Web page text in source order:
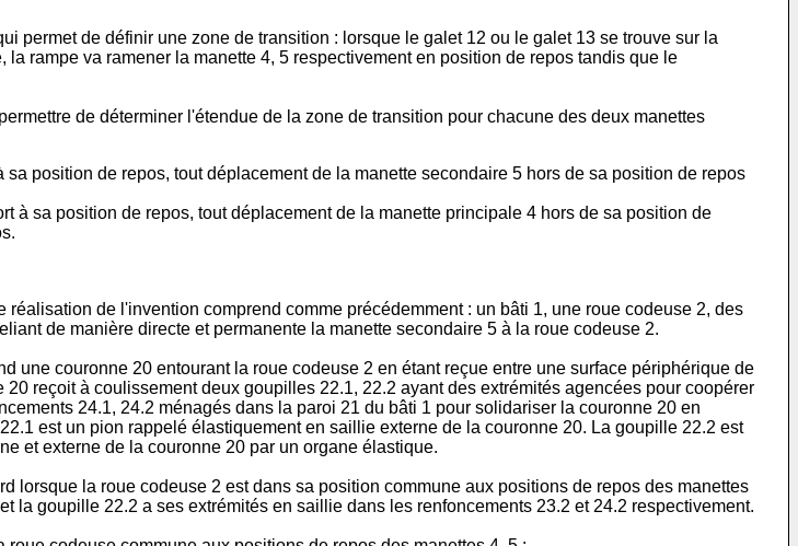
permet de définir une zone de transition : lorsque le galet 12 ou le galet 13 se trouve sur la
rampe va ramener la manette 4, 5 respectivement en position de repos tandis que le
de déterminer l'étendue de la zone de transition pour chacune des deux manettes
position de repos, tout déplacement de la manette secondaire 5 hors de sa position de repos
à sa position de repos, tout déplacement de la manette principale 4 hors de sa position de
de l'invention comprend comme précédemment : un bâti 1, une roue codeuse 2, des
de manière directe et permanente la manette secondaire 5 à la roue codeuse 2.
une couronne 20 entourant la roue codeuse 2 en étant reçue entre une surface périphérique de
reçoit à coulissement deux goupilles 22.1, 22.2 ayant des extrémités agencées pour coopérer
24.1, 24.2 ménagés dans la paroi 21 du bâti 1 pour solidariser la couronne 20 en
est un pion rappelé élastiquement en saillie externe de la couronne 20. La goupille 22.2 est
et externe de la couronne 20 par un organe élastique.
lorsque la roue codeuse 2 est dans sa position commune aux positions de repos des manettes
goupille 22.2 a ses extrémités en saillie dans les renfoncements 23.2 et 24.2 respectivement.